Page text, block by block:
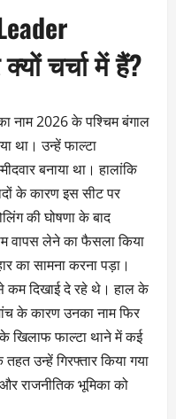
चर्चा में हैं?
नाम 2026 के पश्चिम बंगाल
था। उन्हें फाल्टा
बनाया था। हालांकि
के कारण इस सीट पर
की घोषणा के बाद
वापस लेने का फैसला किया
का सामना करना पड़ा।
कम दिखाई दे रहे थे। हाल के
के कारण उनका नाम फिर
खिलाफ फाल्टा थाने में कई
उन्हें गिरफ्तार किया गया
राजनीतिक भूमिका को